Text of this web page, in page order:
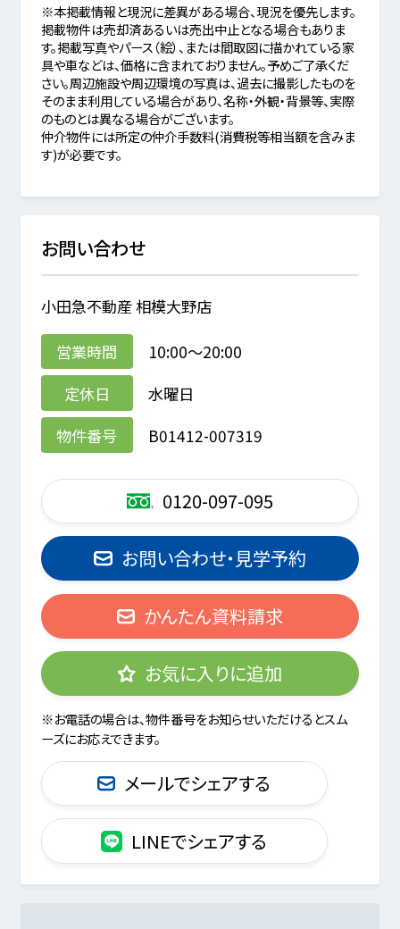
※本掲載情報と現況に差異がある場合、現況を優先します。
掲載物件は売却済あるいは売出中止となる場合もありま
す。掲載写真やパース（絵）、または間取図に描かれている家
具や車などは、価格に含まれておりません。予めご了承くだ
さい。周辺施設や周辺環境の写真は、過去に撮影したものを
そのまま利用している場合があり、名称・外観・背景等、実際
のものとは異なる場合がございます。
仲介物件には所定の仲介手数料(消費税等相当額を含みま
す)が必要です。
お問い合わせ
小田急不動産 相模大野店
営業時間
10:00～20:00
定休日
水曜日
物件番号
B01412-007319
0120-097-095
お問い合わせ・見学予約
かんたん資料請求
お気に入りに追加
※お電話の場合は、物件番号をお知らせいただけるとスム
ーズにお応えできます。
メールでシェアする
LINEでシェアする